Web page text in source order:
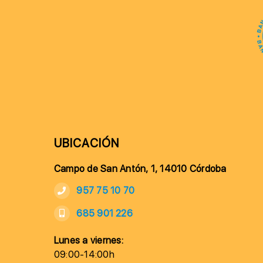
UBICACIÓN
Campo de San Antón, 1, 14010 Córdoba
957 75 10 70
685 901 226
Lunes a viernes:
09:00-14:00h